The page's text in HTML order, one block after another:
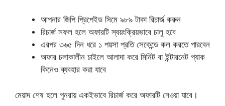
আপনার জিপি প্রিপেইড সিমে ৯৮৯ টাকা রিচার্জ করুন
রিচার্জ সফল হলে অফারটি স্বয়ংক্রিয়ভাবে চালু হবে
এরপর ৩৬৫ দিন ধরে ১ পয়সা প্রতি সেকেন্ডে কল করতে পারবেন
অফার চলাকালীন চাইলে আলাদা করে মিনিট বা ইন্টারনেট প্যাক
কিনেও ব্যবহার করা যাবে
মেয়াদ শেষ হলে পুনরায় একইভাবে রিচার্জ করে অফারটি নেওয়া যাবে।